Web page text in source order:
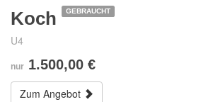
Koch GEBRAUCHT
U4
nur 1.500,00 €
Zum Angebot